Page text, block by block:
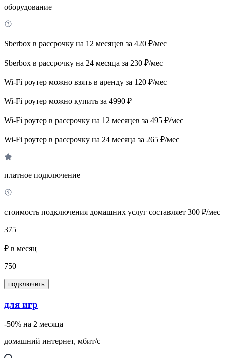
оборудование
Sberbox в рассрочку на 12 месяцев за 420 ₽/мес
Sberbox в рассрочку на 24 месяца за 230 ₽/мес
Wi-Fi роутер можно взять в аренду за 120 ₽/мес
Wi-Fi роутер можно купить за 4990 ₽
Wi-Fi роутер в рассрочку на 12 месяцев за 495 ₽/мес
Wi-Fi роутер в рассрочку на 24 месяца за 265 ₽/мес
платное подключение
стоимость подключения домашних услуг составляет 300 ₽/мес
375
₽ в месяц
750
подключить
для игр
-50% на 2 месяца
домашний интернет, мбит/с